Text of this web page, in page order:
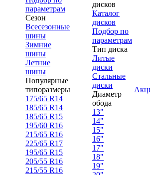
параметрам
Сезон
Всесезонные
шины
Зимние
шины
Летние
шины
Популярные
типоразмеры
175/65 R14
185/65 R14
185/65 R15
195/60 R16
215/65 R16
225/65 R17
195/65 R15
205/55 R16
215/55 R16
дисков
Каталог
дисков
Подбор по
параметрам
Тип диска
Литые
диски
Стальные
диски
Диаметр
обода
13"
14"
15"
16"
17"
18"
19"